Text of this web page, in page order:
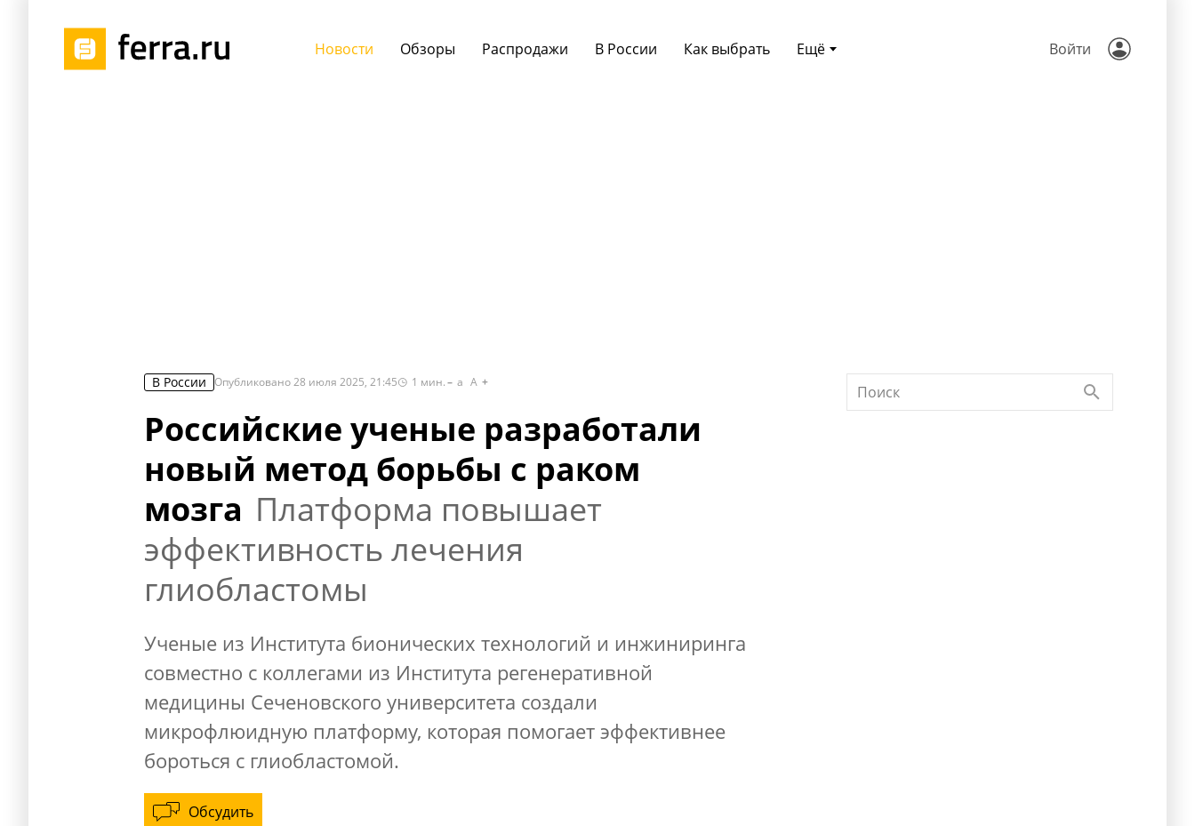
Ещё
Новости Обзоры Распродажи В России Как выбрать Войти
В России Опубликовано28 июля 2025, 21:45 1 мин. a A
Российские ученые разработали
новый метод борьбы с раком
мозга Платформа повышает
эффективность лечения
глиобластомы
Ученые из Института бионических технологий и инжиниринга
совместно с коллегами из Института регенеративной
медицины Сеченовского университета создали
микрофлюидную платформу, которая помогает эффективнее
бороться с глиобластомой.
Обсудить